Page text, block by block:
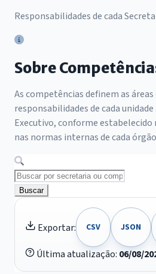
Responsabilidades de cada
Sobre
As competências definem as áreas
responsabilidades de cada
Executivo, conforme
nas normas internas de cada
Buscar
Exportar: CSV JSON
Última atualização: 06/08/